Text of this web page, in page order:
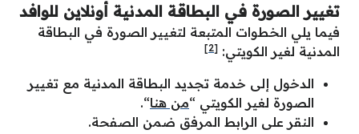
تغيير الصورة في البطاقة المدنية أونلاين للوافد
فيما يلي الخطوات المتبعة لتغيير الصورة في البطاقة
المدنية لغير الكويتي: [2]
الدخول إلى خدمة تجديد البطاقة المدنية مع تغيير
الصورة لغير الكويتي “من هنا“.
النقر على الرابط المرفق ضمن الصفحة.